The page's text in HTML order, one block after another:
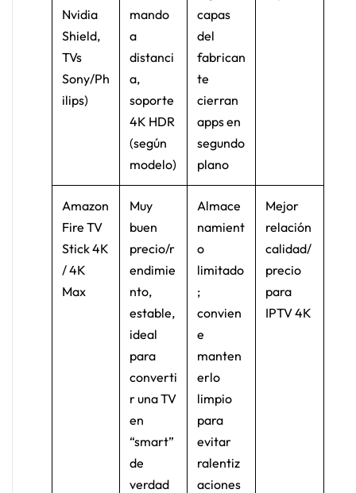
Nvidia
Shield,
TVs
Sony/Ph
ilips)
mando
a
distanci
a,
soporte
4K HDR
(según
modelo)
capas
del
fabrican
te
cierran
apps en
segundo
plano
Amazon
Fire TV
Stick 4K
/ 4K
Max
Muy
buen
precio/r
endimie
nto,
estable,
ideal
para
converti
r una TV
en
“smart”
de
verdad
Almace
namient
o
limitado
;
convien
e
manten
erlo
limpio
para
evitar
ralentiz
aciones
Mejor
relación
calidad/
precio
para
IPTV 4K